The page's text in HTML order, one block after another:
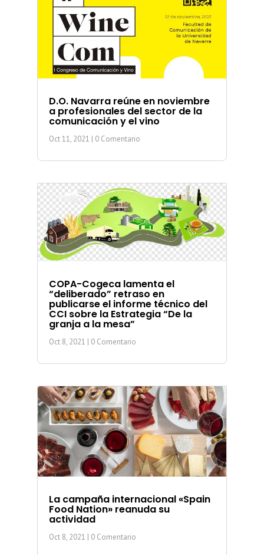
D.O. Navarra reúne en noviembre
a profesionales del sector de la
comunicación y el vino
Oct 11, 2021 | 0 Comentario
COPA-Cogeca lamenta el
“deliberado” retraso en
publicarse el informe técnico del
CCI sobre la Estrategia “De la
granja a la mesa”
Oct 8, 2021 | 0 Comentario
La campaña internacional «Spain
Food Nation» reanuda su
actividad
Oct 8, 2021 | 0 Comentario